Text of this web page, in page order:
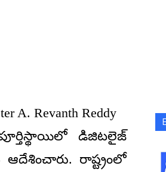
A. Revanth Reddy
డిజిటలైజ్
రాష్ట్రంలో